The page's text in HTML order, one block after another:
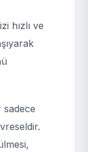
hızlı ve